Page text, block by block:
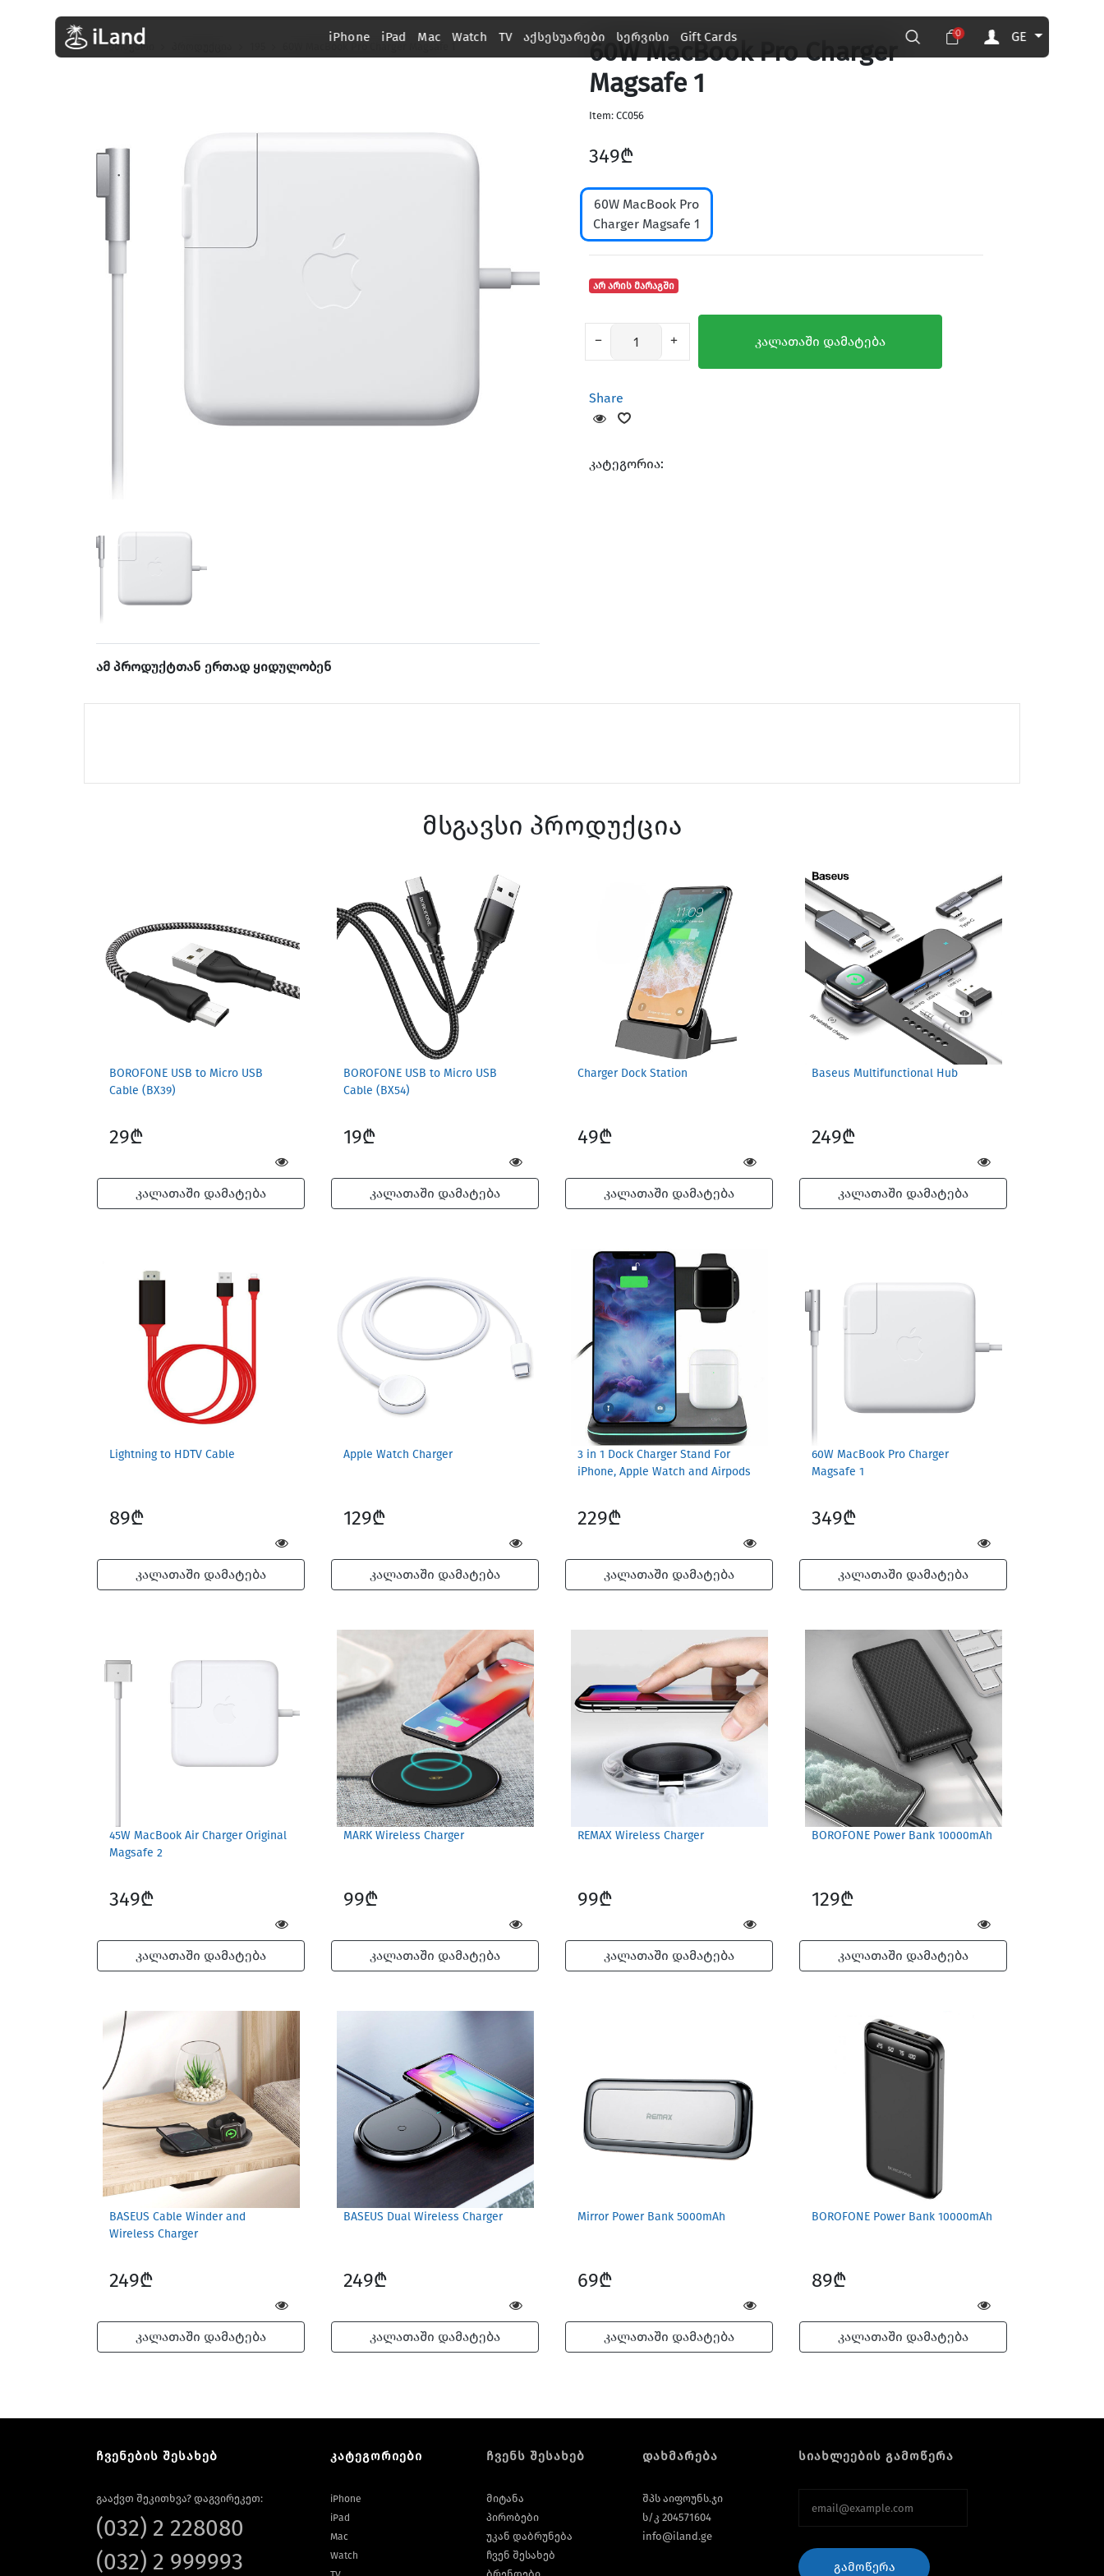
iPhone iPad Mac Watch TV აქსესუარები სერვისი Gift Cards 0 GE
მთავარი
ამ პროდუქტთან ერთად ყიდულობენ
60W MacBook Pro Charger
Magsafe 1
Item: CC056
349₾
60W MacBook Pro
Charger Magsafe 1
არ არის მარაგში
კალათაში დამატება
Share
კატეგორია:
მსგავსი პროდუქცია
BOROFONE USB to Micro USB
Cable (BX39)
29₾
კალათაში დამატება
BOROFONE USB to Micro USB
Cable (BX54)
19₾
კალათაში დამატება
Charger Dock Station
49₾
კალათაში დამატება
Baseus Multifunctional Hub
249₾
კალათაში დამატება
Lightning to HDTV Cable
89₾
კალათაში დამატება
Apple Watch Charger
129₾
კალათაში დამატება
3 in 1 Dock Charger Stand For
iPhone, Apple Watch and Airpods
229₾
კალათაში დამატება
60W MacBook Pro Charger
Magsafe 1
349₾
კალათაში დამატება
45W MacBook Air Charger Original
Magsafe 2
349₾
კალათაში დამატება
MARK Wireless Charger
99₾
კალათაში დამატება
REMAX Wireless Charger
99₾
კალათაში დამატება
BOROFONE Power Bank 10000mAh
129₾
კალათაში დამატება
BASEUS Cable Winder and
Wireless Charger
249₾
კალათაში დამატება
BASEUS Dual Wireless Charger
249₾
კალათაში დამატება
Mirror Power Bank 5000mAh
69₾
კალათაში დამატება
BOROFONE Power Bank 10000mAh
89₾
კალათაში დამატება
ჩვენების შესახებ
გააქვთ შეკითხვა? დაგვირეკეთ:
(032) 2 228080
(032) 2 999993
კატეგორიები
iPhone
iPad
Mac
Watch
ჩვენს შესახებ
მიტანა
პირობები
უკან დაბრუნება
ჩვენ შესახებ
დახმარება
შპს აიფოუნს.ჯი
ს/კ 204571604
info@iland.ge
სიახლეების გამოწერა
ᲒᲐᲛᲝᲬᲔᲠᲐ